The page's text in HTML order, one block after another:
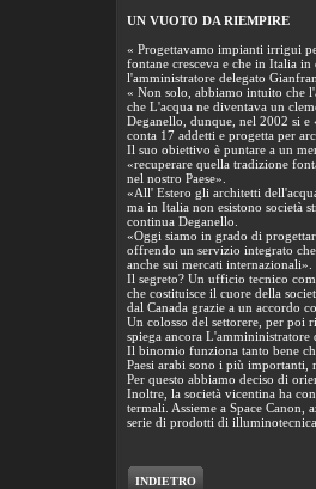
UN VUOTO DA RIEMPIRE
« Progettavamo impianti irrigui
fontane cresceva e che in Italia
l'amministratore delegato
« Non solo, abbiamo intuito che
che L'acqua ne diventava un
Deganello, dunque, nel 2002 si
conta 17 addetti e progetta per
Il suo obiettivo è puntare a un
«recuperare quella tradizione
nel nostro Paese».
«All' Estero gli architetti
ma in Italia non esistono società
continua Deganello.
«Oggi siamo in grado di
offrendo un servizio integrato
anche sui mercati internazionali».
Il segreto? Un ufficio tecnico
che costituisce il cuore della
dal Canada grazie a un accordo
Un colosso del settorere, per poi
spiega ancora L'ammininistratore
Il binomio funziona tanto bene
Paesi arabi sono i più importanti,
Per questo abbiamo deciso di
Inoltre, la società vicentina ha
termali. Assieme a Space
serie di prodotti di
INDIETRO